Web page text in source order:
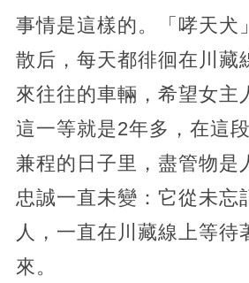
事情是這樣的。「哮天犬
散后，每天都徘徊在川藏
來往往的車輛，希望女主
這一等就是2年多，在這
兼程的日子里，盡管物是
忠誠一直未變：它從未忘
人，一直在川藏線上等待
來。